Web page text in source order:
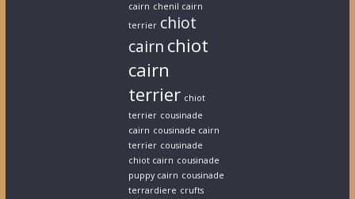
cairn chenil cairn
terrier chiot
cairn chiot
cairn
terrier chiot
terrier cousinade
cairn cousinade cairn
terrier cousinade
chiot cairn cousinade
puppy cairn cousinade
terrardiere crufts